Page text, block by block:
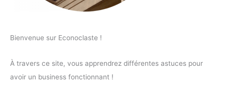
Bienvenue sur Econoclaste !
À travers ce site, vous apprendrez différentes astuces pour
avoir un business fonctionnant !